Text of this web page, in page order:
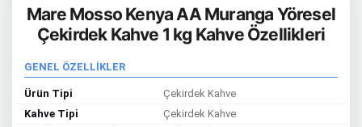
Mare Mosso Kenya AA Muranga Yöresel
Çekirdek Kahve 1 kg Kahve Özellikleri
GENEL ÖZELLİKLER
Ürün Tipi
Çekirdek Kahve
Kahve Tipi
Çekirdek Kahve